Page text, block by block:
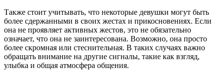
Также стоит учитывать, что некоторые девушки могут быть
более сдержанными в своих жестах и прикосновениях. Если
она не проявляет активных жестов, это не обязательно
означает, что она не заинтересована. Возможно, она просто
более скромная или стеснительная. В таких случаях важно
обращать внимание на другие сигналы, такие как взгляд,
улыбка и общая атмосфера общения.